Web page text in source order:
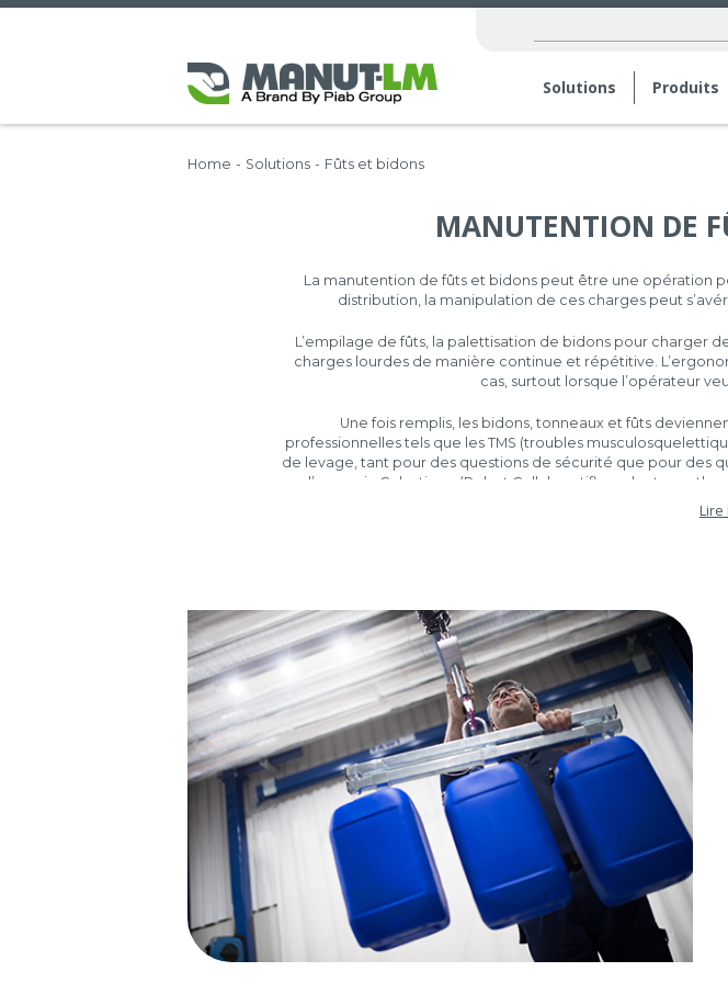
Solutions Produits
Home - Solutions - Fûts et bidons
MANUTENTION DE
La manutention de fûts et bidons peut être une opération
distribution, la manipulation de ces charges peut
L’empilage de fûts, la palettisation de bidons pour charger
charges lourdes de manière continue et répétitive.
cas, surtout lorsque l’opérateur
Une fois remplis, les bidons, tonneaux et fûts
professionnelles tels que les TMS (troubles
de levage, tant pour des questions de sécurité que pour des
d’un engin Cobotique (Robot Collaboratif) gardent un
centaines de kilos
Visionnez nos réponses à vos
Lire